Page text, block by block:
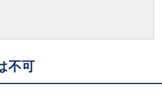
不可